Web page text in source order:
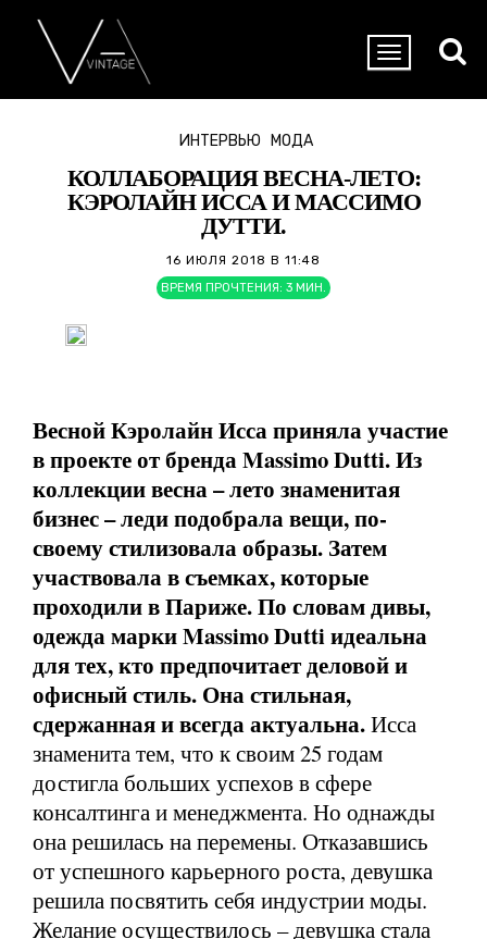
ИНТЕРВЬЮ МОДА
КОЛЛАБОРАЦИЯ ВЕСНА-ЛЕТО:
КЭРОЛАЙН ИССА И МАССИМО
ДУТТИ.
16 ИЮЛЯ 2018 В 11:48
ВРЕМЯ ПРОЧТЕНИЯ: 3 МИН.
Весной Кэролайн Исса приняла участие
в проекте от бренда Massimo Dutti. Из
коллекции весна – лето знаменитая
бизнес – леди подобрала вещи, по-
своему стилизовала образы. Затем
участвовала в съемках, которые
проходили в Париже. По словам дивы,
одежда марки Massimo Dutti идеальна
для тех, кто предпочитает деловой и
офисный стиль. Она стильная,
сдержанная и всегда актуальна.Исса
знаменита тем, что к своим 25 годам
достигла больших успехов в сфере
консалтинга и менеджмента. Но однажды
она решилась на перемены. Отказавшись
от успешного карьерного роста, девушка
решила посвятить себя индустрии моды.
Желание осуществилось – девушка стала